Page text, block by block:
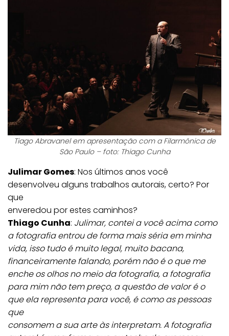
Tiago Abravanel em apresentação com a Filarmônica de
São Paulo – foto: Thiago Cunha
Julimar Gomes: Nos últimos anos você
desenvolveu alguns trabalhos autorais, certo? Por
que
enveredou por estes caminhos?
Thiago Cunha: Julimar, contei a você acima como
a fotografia entrou de forma mais séria em minha
vida, isso tudo é muito legal, muito bacana,
financeiramente falando, porém não é o que me
enche os olhos no meio da fotografia, a fotografia
para mim não tem preço, a questão de valor é o
que ela representa para você, é como as pessoas
que
consomem a sua arte às interpretam. A fotografia